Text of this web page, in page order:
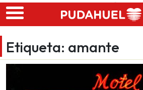
Skip to main content
Etiqueta: amante